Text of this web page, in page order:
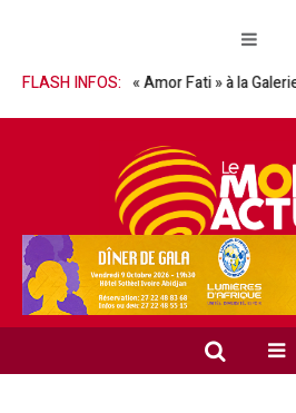
FLASH INFOS:
« Amor Fati » à la Galerie Houkami